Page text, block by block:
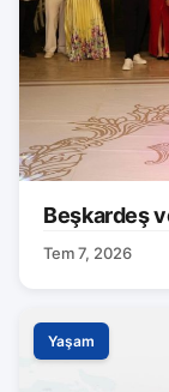
Beşkardeş
Tem 7, 2026
Yaşam